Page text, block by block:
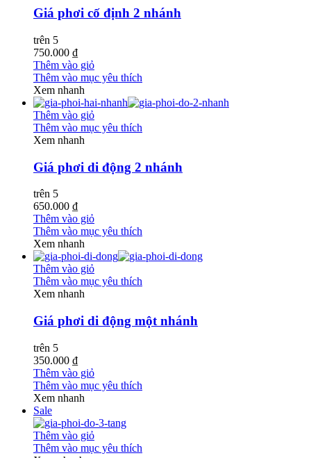
Giá phơi cố định 2 nhánh
trên 5
750.000 ₫
Thêm vào giỏ
Thêm vào mục yêu thích
Xem nhanh
Thêm vào giỏ
Thêm vào mục yêu thích
Xem nhanh
Giá phơi di động 2 nhánh
trên 5
650.000 ₫
Thêm vào giỏ
Thêm vào mục yêu thích
Xem nhanh
Thêm vào giỏ
Thêm vào mục yêu thích
Xem nhanh
Giá phơi di động một nhánh
trên 5
350.000 ₫
Thêm vào giỏ
Thêm vào mục yêu thích
Xem nhanh
Sale
Thêm vào giỏ
Thêm vào mục yêu thích